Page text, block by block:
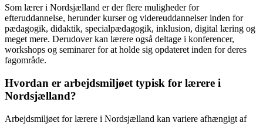
Som lærer i Nordsjælland er der flere muligheder for
efteruddannelse, herunder kurser og videreuddannelser inden for
pædagogik, didaktik, specialpædagogik, inklusion, digital læring og
meget mere. Derudover kan lærere også deltage i konferencer,
workshops og seminarer for at holde sig opdateret inden for deres
fagområde.
Hvordan er arbejdsmiljøet typisk for lærere i
Nordsjælland?
Arbejdsmiljøet for lærere i Nordsjælland kan variere afhængigt af